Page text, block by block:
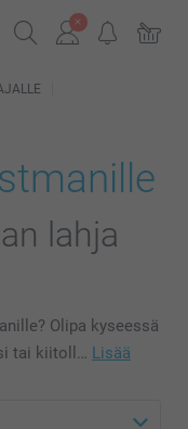
lahja
Olipa kyseessä
tai kiitoll… Lisää